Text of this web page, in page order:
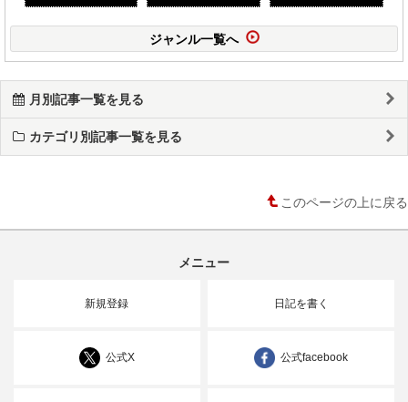
ジャンル一覧へ
月別記事一覧を見る
カテゴリ別記事一覧を見る
このページの上に戻る
メニュー
新規登録 日記を書く
公式X 公式facebook